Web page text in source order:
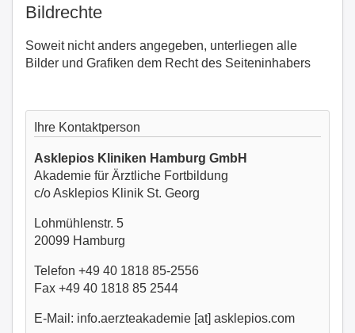
Bildrechte
Soweit nicht anders angegeben, unterliegen alle
Bilder und Grafiken dem Recht des Seiteninhabers
Ihre Kontaktperson
Asklepios Kliniken Hamburg GmbH
Akademie für Ärztliche Fortbildung
c/o Asklepios Klinik St. Georg
Lohmühlenstr. 5
20099 Hamburg
Telefon +49 40 1818 85-2556
Fax +49 40 1818 85 2544
E-Mail: info.aerzteakademie [at] asklepios.com